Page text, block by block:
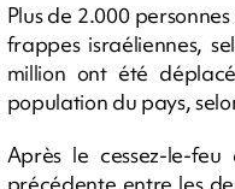
Plus de 2.000
frappes israéliennes,
million ont été
population du pays,
Après le cessez-le-